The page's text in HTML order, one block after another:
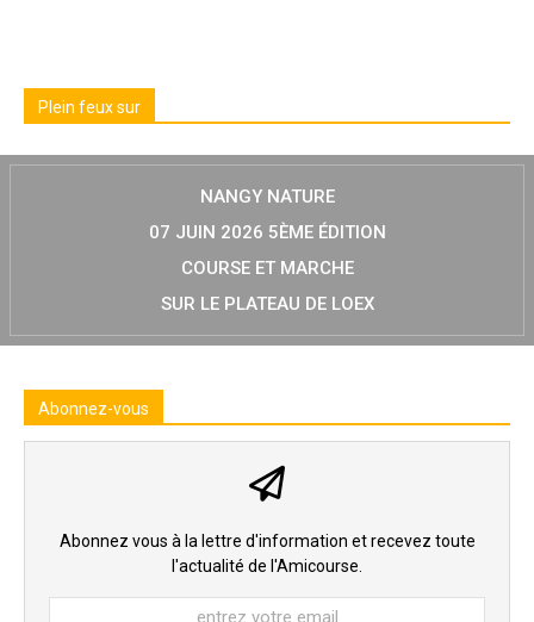
Plein feux sur
NANGY NATURE
07 JUIN 2026 5ÈME ÉDITION
COURSE ET MARCHE
SUR LE PLATEAU DE LOEX
Abonnez-vous
Abonnez vous à la lettre d'information et recevez toute
l'actualité de l'Amicourse.